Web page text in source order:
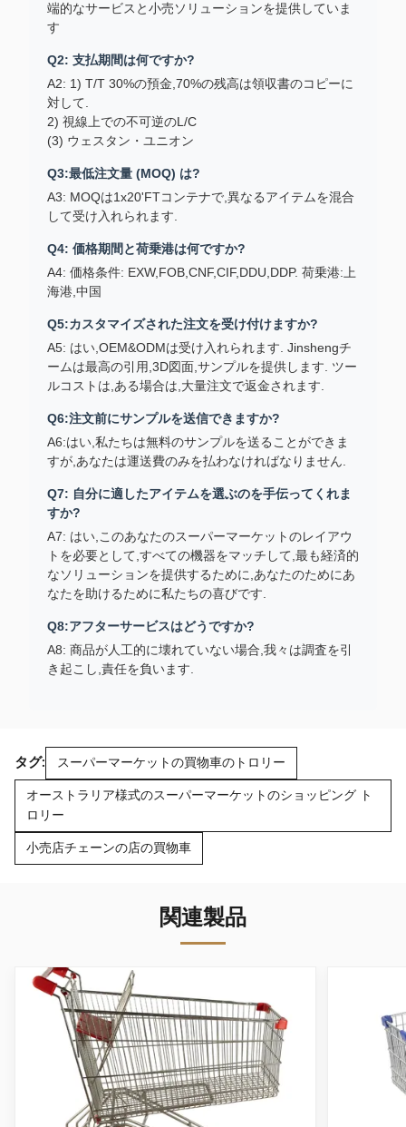
端的なサービスと小売ソリューションを提供していま
す
Q2: 支払期間は何ですか?
A2: 1) T/T 30%の預金,70%の残高は領収書のコピーに
対して.
2) 視線上での不可逆のL/C
(3) ウェスタン・ユニオン
Q3:最低注文量 (MOQ) は?
A3: MOQは1x20'FTコンテナで,異なるアイテムを混合
して受け入れられます.
Q4: 価格期間と荷乗港は何ですか?
A4: 価格条件: EXW,FOB,CNF,CIF,DDU,DDP. 荷乗港:上
海港,中国
Q5:カスタマイズされた注文を受け付けますか?
A5: はい,OEM&ODMは受け入れられます. Jinshengチ
ームは最高の引用,3D図面,サンプルを提供します. ツー
ルコストは,ある場合は,大量注文で返金されます.
Q6:注文前にサンプルを送信できますか?
A6:はい,私たちは無料のサンプルを送ることができま
すが,あなたは運送費のみを払わなければなりません.
Q7: 自分に適したアイテムを選ぶのを手伝ってくれま
すか?
A7: はい,このあなたのスーパーマーケットのレイアウ
トを必要として,すべての機器をマッチして,最も経済的
なソリューションを提供するために,あなたのためにあ
なたを助けるために私たちの喜びです.
Q8:アフターサービスはどうですか?
A8: 商品が人工的に壊れていない場合,我々は調査を引
き起こし,責任を負います.
タグ: スーパーマーケットの買物車のトロリー
オーストラリア様式のスーパーマーケットのショッピング ト
ロリー
小売店チェーンの店の買物車
関連製品